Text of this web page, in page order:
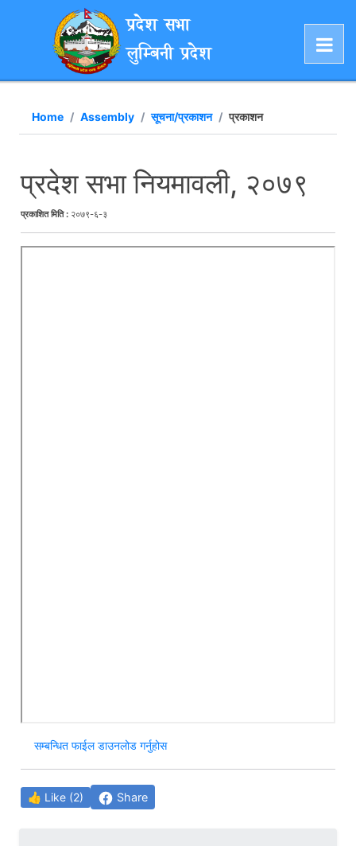
प्रदेश सभा
लुम्बिनी प्रदेश
Home Assembly सूचना/प्रकाशन प्रकाशन
प्रदेश सभा नियमावली, २०७९
प्रकाशित मिति : २०७९-६-३
सम्बन्धित फाईल डाउनलोड गर्नुहोस
👍 Like (2) Share